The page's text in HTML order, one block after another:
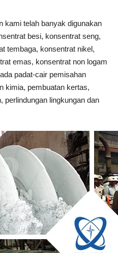
kami telah banyak digunakan
besi, konsentrat seng,
tembaga, konsentrat nikel,
emas, konsentrat non logam
padat-cair pemisahan
kimia, pembuatan kertas,
perlindungan lingkungan dan